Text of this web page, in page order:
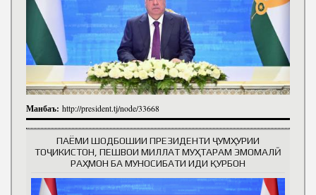
Манбаъ: http://president.tj/node/33668
ПАЁМИ ШОДБОШИИ ПРЕЗИДЕНТИ ҶУМҲУРИИ
ТОҶИКИСТОН, ПЕШВОИ МИЛЛАТ МУҲТАРАМ ЭМОМАЛӢ
РАҲМОН БА МУНОСИБАТИ ИДИ ҚУРБОН